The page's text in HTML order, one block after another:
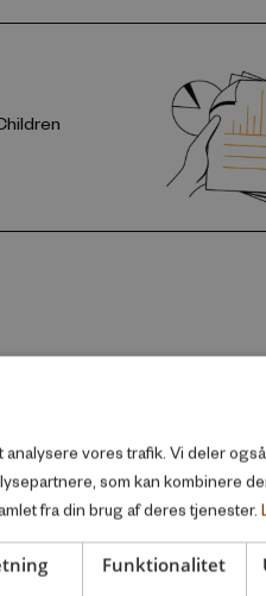
vores trafik. Vi deler
som kan kombinere
fra din brug af deres tjenester.
Funktionalitet